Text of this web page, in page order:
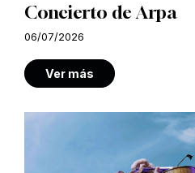
Concierto de Arpa
06/07/2026
Ver más